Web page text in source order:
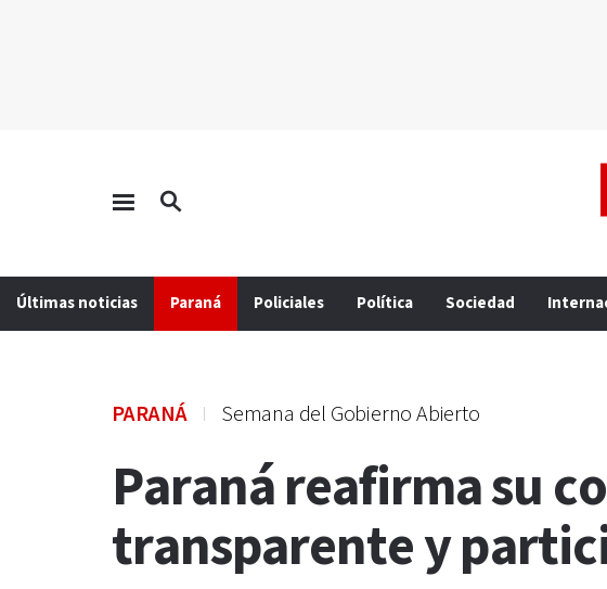
Últimas noticias Paraná Policiales Política Sociedad
PARANÁ Semana del Gobierno Abierto
Paraná reafirma su
transparente y